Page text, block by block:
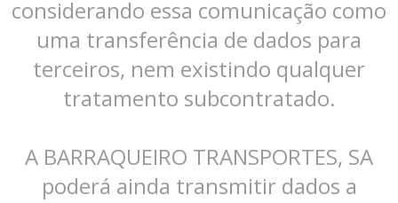
considerando essa comunicação como
uma transferência de dados para
terceiros, nem existindo qualquer
tratamento subcontratado.
A BARRAQUEIRO TRANSPORTES, SA
poderá ainda transmitir dados a